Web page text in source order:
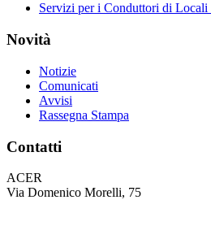
Servizi per i Conduttori di Locali
Novità
Notizie
Comunicati
Avvisi
Rassegna Stampa
Contatti
ACER
Via Domenico Morelli, 75